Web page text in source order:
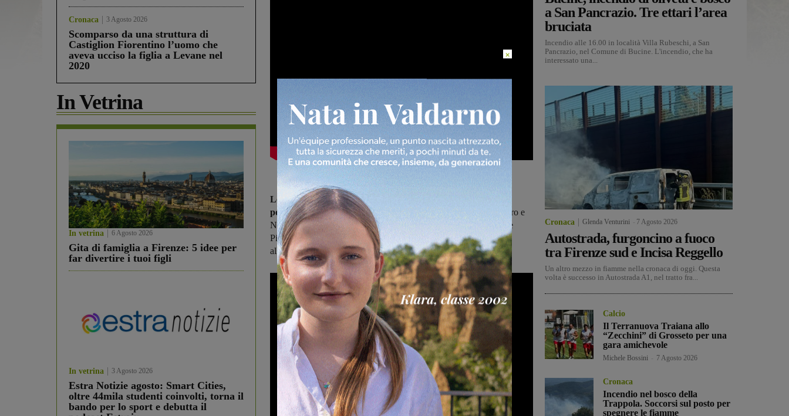
Cronaca 3 Agosto 2026
Scomparso da una struttura di
Castiglion Fiorentino l’uomo che
aveva ucciso la figlia a Levane nel
2020
In Vetrina
In vetrina 6 Agosto 2026
Gita di famiglia a Firenze: 5 idee per
far divertire i tuoi figli
In vetrina 3 Agosto 2026
Estra Notizie agosto: Smart Cities,
oltre 44mila studenti coinvolti, torna il
bando per lo sport e debutta il
Le opere del restauro fanno parte di un gruppo in terracotta
policromacomposto dalla Vergine con il Bambino tra i santi Pietro e
Nicola. Il progetto è iniziato dopo la donazione dell’Opificio delle
Pietre Dure di Firenze di 10mila euro ed è proseguito grazie
all’intervento del comune.
a San Pancrazio. Tre ettari l’area
bruciata
Incendio alle 16.00 in località Villa Rubeschi, a San
Pancrazio, nel Comune di Bucine. L'incendio, che ha
interessato una...
Cronaca Glenda Venturini 7 Agosto 2026
Autostrada, furgoncino a fuoco
tra Firenze sud e Incisa Reggello
Un altro mezzo in fiamme nella cronaca di oggi. Questa
volta è successo in Autostrada A1, nel tratto fra...
Calcio
Il Terranuova Traiana allo
“Zecchini” di Grosseto per una
gara amichevole
Michele Bossini 7 Agosto 2026
Cronaca
Incendio nel bosco della
Trappola. Soccorsi sul posto per
spegnere le fiamme
×